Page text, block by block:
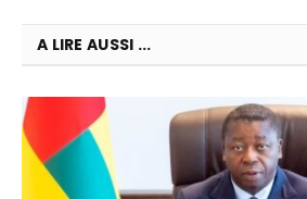
A LIRE AUSSI ...